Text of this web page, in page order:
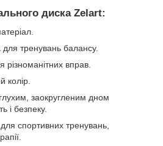
диска Zelart:
тренувань балансу.
різноманітних вправ.
колір.
заокругленим дном
і безпеку.
спортивних тренувань,